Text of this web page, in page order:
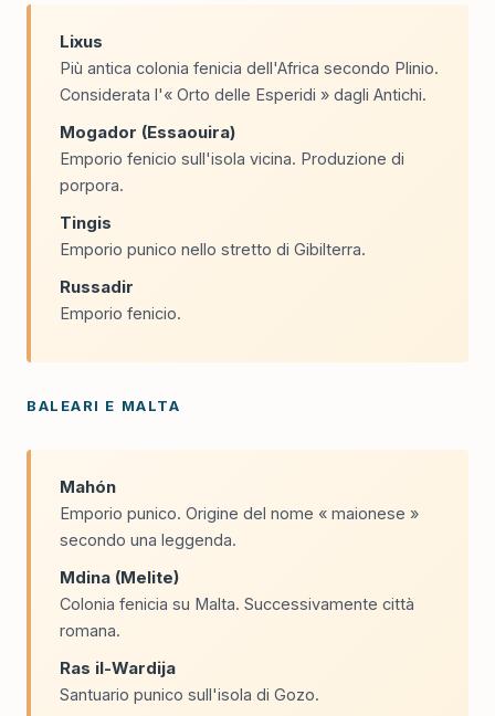
Lixus
Più antica colonia fenicia dell'Africa secondo Plinio.
Considerata l'« Orto delle Esperidi » dagli Antichi.
Mogador (Essaouira)
Emporio fenicio sull'isola vicina. Produzione di
porpora.
Tingis
Emporio punico nello stretto di Gibilterra.
Russadir
Emporio fenicio.
BALEARI E MALTA
Mahón
Emporio punico. Origine del nome « maionese »
secondo una leggenda.
Mdina (Melite)
Colonia fenicia su Malta. Successivamente città
romana.
Ras il-Wardija
Santuario punico sull'isola di Gozo.